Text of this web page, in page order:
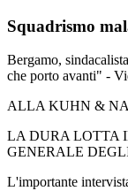
Squadrismo
Bergamo,
che porto avanti" -
ALLA KUHN &
LA DURA LOTTA
GENERALE
L'importante